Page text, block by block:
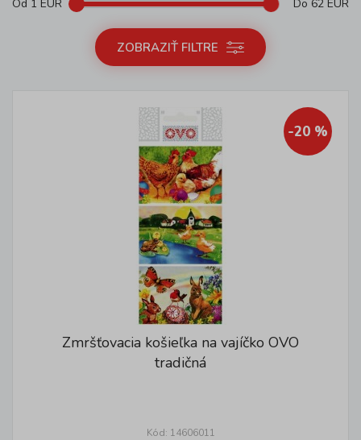
Od 1 EUR Do 62 EUR
ZOBRAZIŤ FILTRE
-20 %
Zmršťovacia košieľka na vajíčko OVO
tradičná
Kód: 14606011